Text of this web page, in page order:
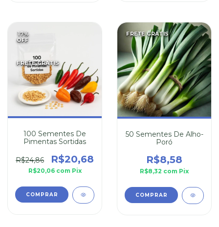
17%
OFF
FRETE GRÁTIS
100 Sementes De
Pimentas Sortidas
R$24,86 R$20,68
R$20,06 com Pix
FRETE GRÁTIS
50 Sementes De Alho-
Poró
R$8,58
R$8,32 com Pix